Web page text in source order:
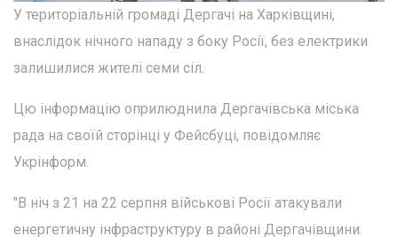
У територіальній громаді Дергачі на Харківщині,
внаслідок нічного нападу з боку Росії, без електрики
залишилися жителі семи сіл.
Цю інформацію оприлюднила Дергачівська міська
рада на своїй сторінці у Фейсбуці, повідомляє
Укрінформ.
"В ніч з 21 на 22 серпня військові Росії атакували
енергетичну інфраструктуру в районі Дергачівщини.